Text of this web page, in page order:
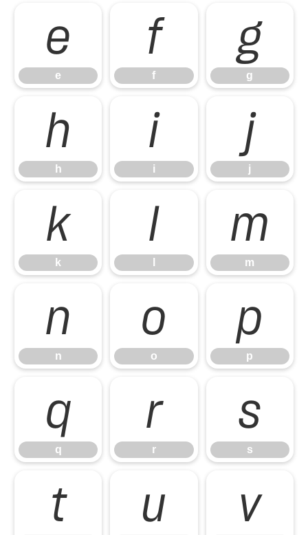
e
e
f
f
g
g
h
h
i
i
j
j
k
k
l m
m
n
n
o
o
p
p
q
q
r
r
s
s
t u v